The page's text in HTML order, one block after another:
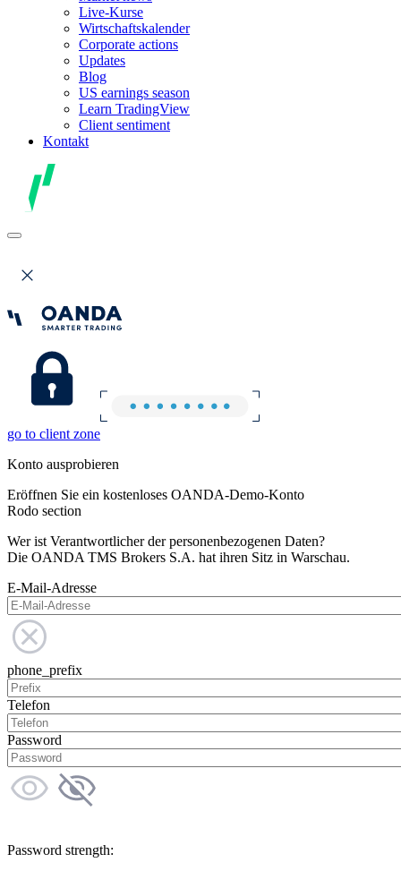
Live-Kurse
Wirtschaftskalender
Corporate actions
Updates
Blog
US earnings season
Learn TradingView
Client sentiment
Kontakt
go to client zone
Konto ausprobieren
Eröffnen Sie ein kostenloses OANDA-Demo-Konto
Rodo section
Wer ist Verantwortlicher der personenbezogenen Daten?
Die OANDA TMS Brokers S.A. hat ihren Sitz in Warschau.
E-Mail-Adresse
phone_prefix
Telefon
Password
Password strength: